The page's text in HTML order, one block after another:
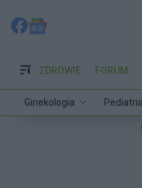
ZDROWIE
Ginekologia Pediatria
FORUM